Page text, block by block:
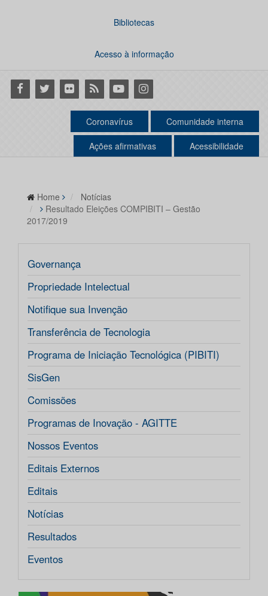
Bibliotecas
Acesso à informação
Facebook
Twitter Flickr RSS YoutubeInstagram
Coronavírus Comunidade interna
Ações afirmativas Acessibilidade
Home
Notícias
Resultado Eleições COMPIBITI – Gestão
2017/2019
Governança
Propriedade Intelectual
Notifique sua Invenção
Transferência de Tecnologia
Programa de Iniciação Tecnológica (PIBITI)
SisGen
Comissões
Programas de Inovação - AGITTE
Nossos Eventos
Editais Externos
Editais
Notícias
Resultados
Eventos